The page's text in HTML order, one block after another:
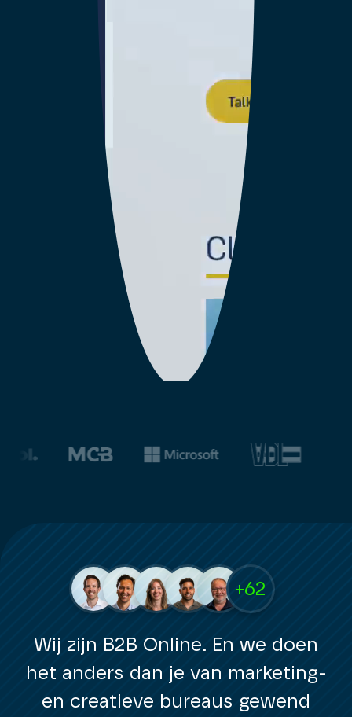
+62
Wij zijn B2B Online. En we doen
het anders dan je van marketing-
en creatieve bureaus gewend